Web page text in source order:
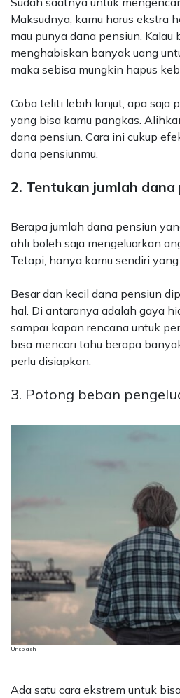
Maksudnya, kamu harus ekstra
mau punya dana pensiun. Kalau
menghabiskan banyak uang
maka sebisa mungkin hapus
Coba teliti lebih lanjut, apa saja
yang bisa kamu pangkas.
dana pensiun. Cara ini cukup
dana pensiunmu.
2. Tentukan jumlah dana
Berapa jumlah dana pensiun
ahli boleh saja mengeluarkan
Tetapi, hanya kamu sendiri
Besar dan kecil dana pensiun
hal. Di antaranya adalah gaya
sampai kapan rencana untuk
bisa mencari tahu berapa
perlu disiapkan.
3. Potong beban
Unsplash
Ada satu cara ekstrem untuk